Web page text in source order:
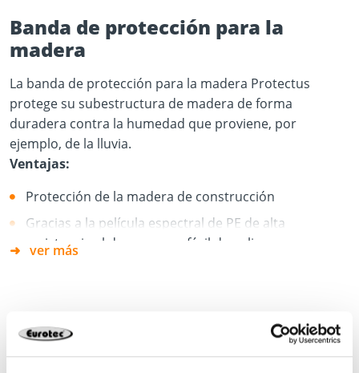
Banda de protección para la
madera
La banda de protección para la madera Protectus
protege su subestructura de madera de forma
duradera contra la humedad que proviene, por
ejemplo, de la lluvia.
Ventajas:
Protección de la madera de construcción
Gracias a la película espectral de PE de alta
resistencia al desgarro, es fácil de aplicar
Resistente a la rotura y duradera
Los tornillos se pueden enroscar fácilmente
ver más